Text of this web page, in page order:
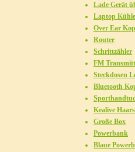
Lade Gerät
Laptop
Over Ear
Router
Schrittzähler
FM
Steckdosen
Bluetooth
Kealive
Große Box
Powerbank
Blaue